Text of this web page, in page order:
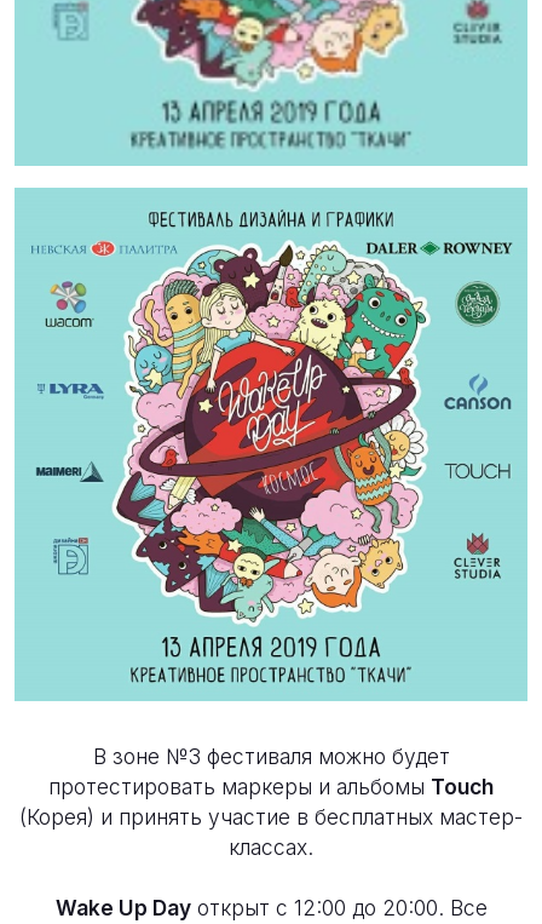
13 апреля в Санкт-Петербурге, в креативном
пространстве «Ткачи» пройдет фестиваль
дизайна и графикиWake Up Day
В зоне №3 фестиваля можно будет
протестировать маркеры и альбомы Touch
(Корея) и принять участие в бесплатных мастер-
классах.
Wake Up Dayоткрыт с 12:00 до 20:00. Все